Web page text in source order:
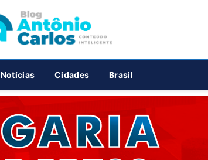
Notícias Cidades Brasil
PUBLICIDADE